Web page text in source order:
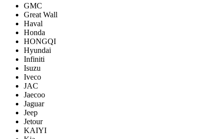
GMC
Great Wall
Haval
Honda
HONGQI
Hyundai
Infiniti
Isuzu
Iveco
JAC
Jaecoo
Jaguar
Jeep
Jetour
KAIYI